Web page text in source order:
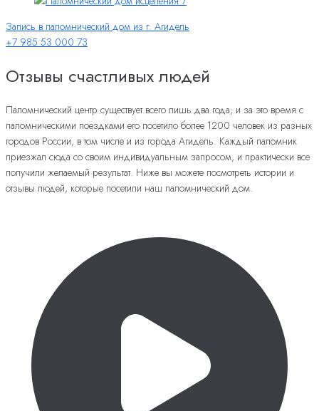
Запись в паломнический дом из г. Агидель
+7 985 53 000 73
Отзывы счастливых людей
Паломнический центр существует всего лишь два года, и за это время с
паломническими поездками его посетило более 1200 человек из разных
городов России, в том числе и из города Агидель. Каждый паломник
приезжал сюда со своим индивидуальным запросом, и практически все
получили желаемый результат. Ниже вы можете посмотреть истории и
отзывы людей, которые посетили наш паломнический дом.